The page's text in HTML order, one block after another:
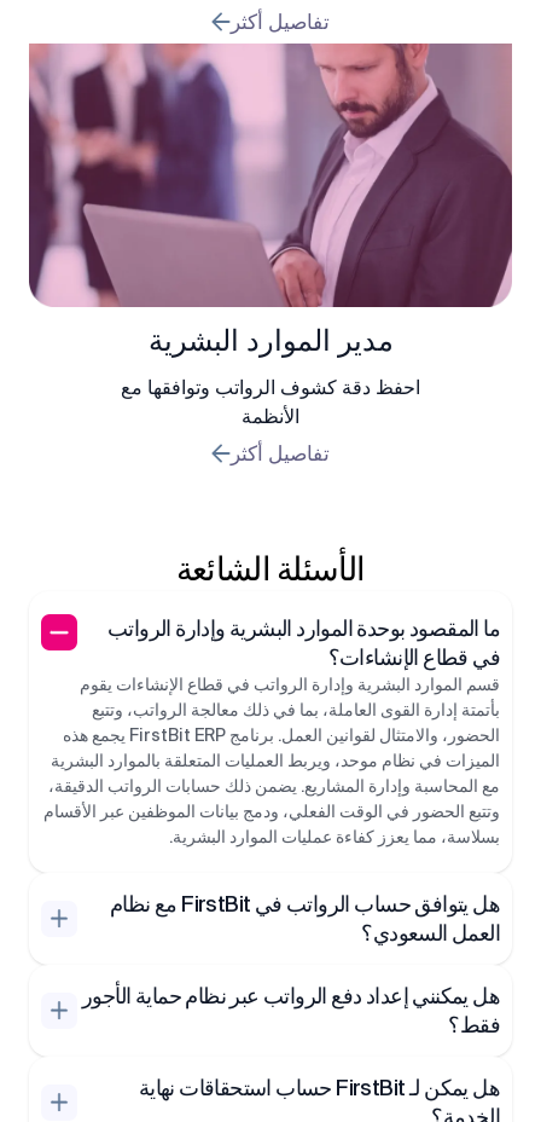
تفاصيل أكثر
مدير الموارد البشرية
احفظ دقة كشوف الرواتب وتوافقها مع
الأنظمة
تفاصيل أكثر
الأسئلة الشائعة
ما المقصود بوحدة الموارد البشرية وإدارة الرواتب
في قطاع الإنشاءات؟
قسم الموارد البشرية وإدارة الرواتب في قطاع الإنشاءات يقوم
بأتمتة إدارة القوى العاملة، بما في ذلك معالجة الرواتب، وتتبع
الحضور، والامتثال لقوانين العمل. برنامج FirstBit ERP يجمع هذه
الميزات في نظام موحد، ويربط العمليات المتعلقة بالموارد البشرية
مع المحاسبة وإدارة المشاريع. يضمن ذلك حسابات الرواتب الدقيقة،
وتتبع الحضور في الوقت الفعلي، ودمج بيانات الموظفين عبر الأقسام
بسلاسة، مما يعزز كفاءة عمليات الموارد البشرية.
هل يتوافق حساب الرواتب في FirstBit مع نظام
العمل السعودي؟
هل يمكنني إعداد دفع الرواتب عبر نظام حماية الأجور
فقط؟
هل يمكن لـ FirstBit حساب استحقاقات نهاية